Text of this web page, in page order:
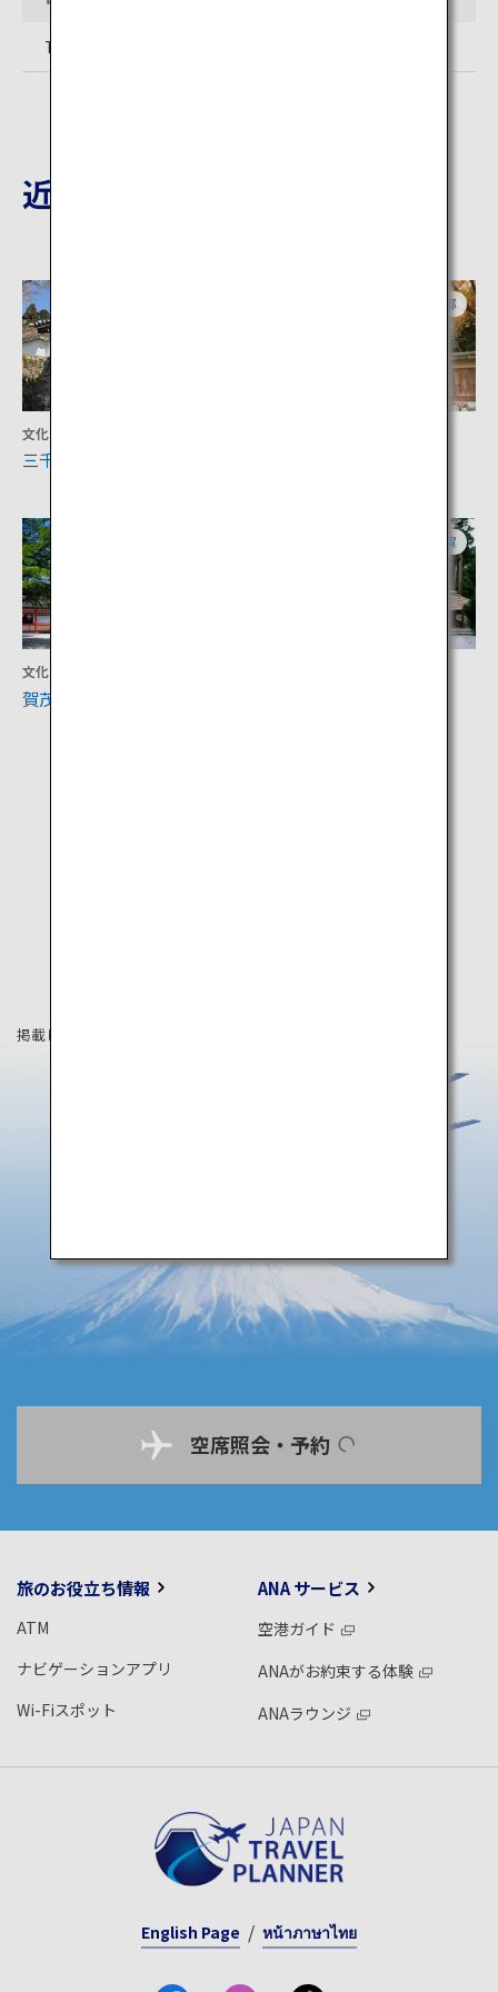
TEL: 075-741-2016
近隣の観光地
文化
三千院
京都
文化
賀茂御祖神社（下鴨神社）
滋賀
掲載している情報は2020年9月時点の情報です。
空席照会・予約
旅のお役立ち情報
ATM
ナビゲーションアプリ
Wi-Fiスポット
ANA サービス
空港ガイド
ANAがお約束する体験
ANAラウンジ
English Page หน้าภาษาไทย